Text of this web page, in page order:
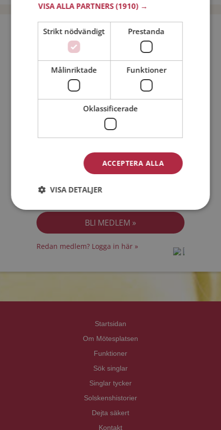
Bli medlem utan kostnad!
Jag är en: Man Kvinna
Min ålder:
Jag accepterarMedlemsvillkoren
Redan medlem? Logga in här »
Startsidan
Om Mötesplatsen
Funktioner
Sök singlar
Singlar tycker
Solskenshistorier
Dejta säkert
Kontakt
VISA ALLA PARTNERS(1910) →
Strikt nödvändigt Prestanda
Målinriktade Funktioner
Oklassificerade
ACCEPTERA ALLA
VISA DETALJER